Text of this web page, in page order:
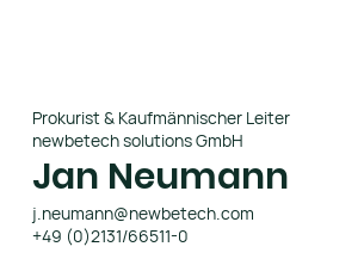
Prokurist & Kaufmännischer Leiter
newbetech solutions GmbH
Jan Neumann
j.neumann@newbetech.com
+49 (0)2131/66511-0